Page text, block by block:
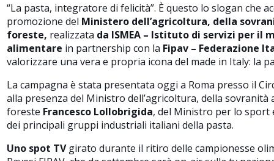
“La pasta, integratore di felicità”. È questo lo slogan che
promozione del Ministero dell’agricoltura, della
foreste, realizzata da ISMEA – Istituto di servizi per il
alimentare in partnership con la Fipav – Federazione
valorizzare una vera e propria icona del made in Italy: la
La campagna è stata presentata oggi a Roma presso il
alla presenza del Ministro dell’agricoltura, della sovranità
foreste Francesco Lollobrigida, del Ministro per lo sport
dei principali gruppi industriali italiani della pasta.
Uno spot TVgirato durante il ritiro delle campionesse